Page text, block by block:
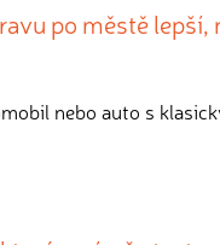
po městě lepší,
nebo auto s